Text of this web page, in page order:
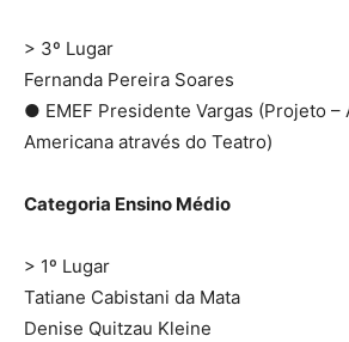
> 3º Lugar
Fernanda Pereira Soares
● EMEF Presidente Vargas (Projeto –
Americana através do Teatro)
Categoria Ensino Médio
> 1º Lugar
Tatiane Cabistani da Mata
Denise Quitzau Kleine